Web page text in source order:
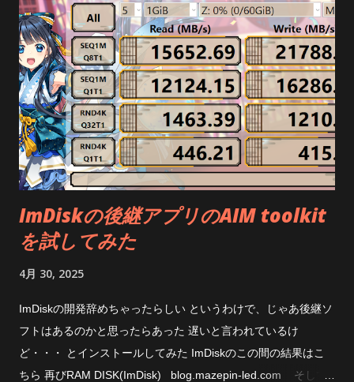
ImDiskの後継アプリのAIM toolkit
を試してみた
4月 30, 2025
ImDiskの開発辞めちゃったらしい というわけで、じゃあ後継ソ
フトはあるのかと思ったらあった 遅いと言われているけ
ど・・・ とインストールしてみた ImDiskのこの間の結果はこ
ちら 再びRAM DISK(ImDisk) blog.mazepin-led.com そして